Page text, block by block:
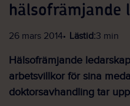
hälsofrämjande
26 mars 2014 Lästid:3 min
Hälsofrämjande
arbetsvillkor för sina
doktorsavhandling tar